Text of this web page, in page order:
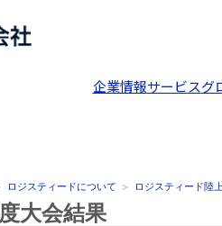
企業情報サービスグ
ロジスティードについて ロジスティード陸
大会結果